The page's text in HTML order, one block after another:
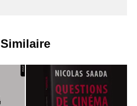
Similaire